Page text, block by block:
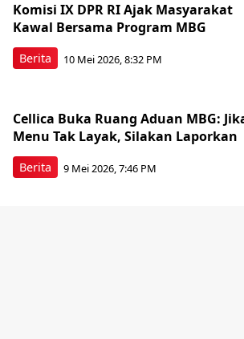
Berita
Komisi IX DPR RI Ajak Masyarakat
Kawal Bersama Program MBG
10 Mei 2026, 8:32 PM
Berita
Cellica Buka Ruang Aduan MBG:
Menu Tak Layak, Silakan Laporkan
9 Mei 2026, 7:46 PM